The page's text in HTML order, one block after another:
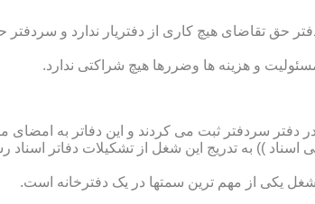
حق تقاضای هیچ کاری از دفتریار ندارد و سردفتر
دفتر سردفتر ثبت می کردند و این دفاتر به امضای
ثبت الکترونیکی اسناد )) به تدریج این شغل از تشکیلات
یکی از مهم ترین سمتها در یک دفترخانه است.